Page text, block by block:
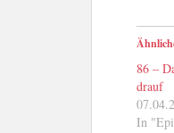
86 –
drauf
In